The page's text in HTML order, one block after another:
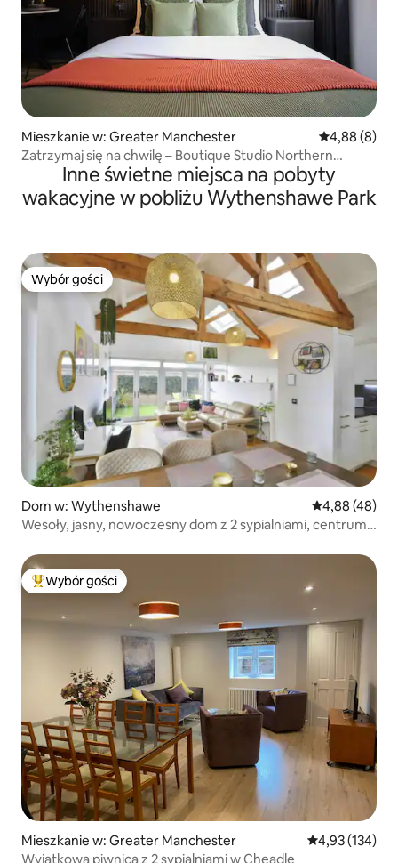
Mieszkanie w: Greater Manchester Średnia
4,88 (8)
Zatrzymaj się na chwilę – Boutique Studio Northern
QuarterInne świetne miejsca na pobyty
wakacyjne w pobliżu Wythenshawe Park
Wybór gości
Wybór gości
Dom w: Wythenshawe Średnia
4,88 (48)
Wesoły, jasny, nowoczesny dom z 2 sypialniami, centrum
Najpopularniejsze z kategorii Wybór gości
Wybór gości
Mieszkanie w: Greater Manchester Średnia
4,93 (134)
Wyjątkowa piwnica z 2 sypialniami w Cheadle